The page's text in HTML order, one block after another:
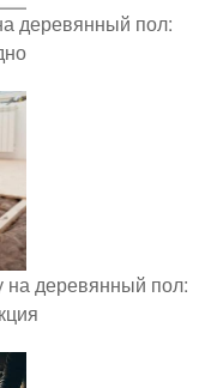
деревянный пол:
на деревянный пол: